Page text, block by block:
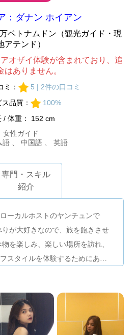
：ダナン ホイアン
ベトナムドン（観光ガイド・現
アテンド）
オザイ体験が含まれており、追
はありません。
ミ：
5 | 2件の口コミ
品質：
100%
/ 体重： 152 cm
女性ガイド
語 、 中国語 、 英語
専門・スキル
紹介
ーカルホストのヤンチュンで
が大好きなので、旅を飽きさせ
を楽しみ、楽しい場所を訪れ、
スタイルを体験するためにあな
が過ごせるでしょう！